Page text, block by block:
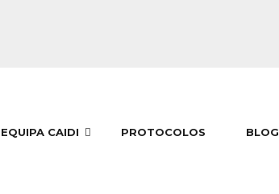
EQUIPA CAIDI PROTOCOLOS BLOG